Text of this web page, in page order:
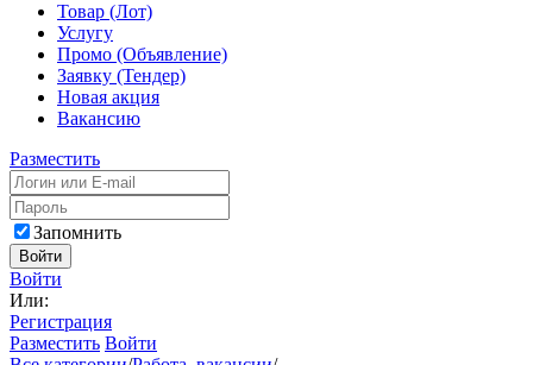
Товар (Лот)
Услугу
Промо (Объявление)
Заявку (Тендер)
Новая акция
Вакансию
Разместить
Запомнить
Войти
Войти
Или:
Регистрация
Разместить Войти